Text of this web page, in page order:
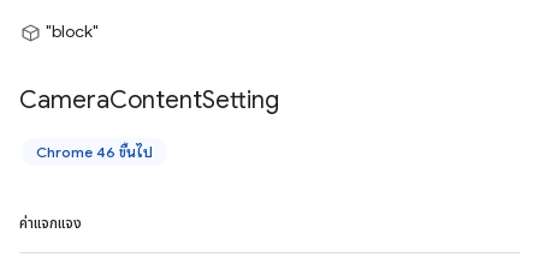
"block"
CameraContentSetting
Chrome 46 ขึ้นไป
ค่าแจกแจง